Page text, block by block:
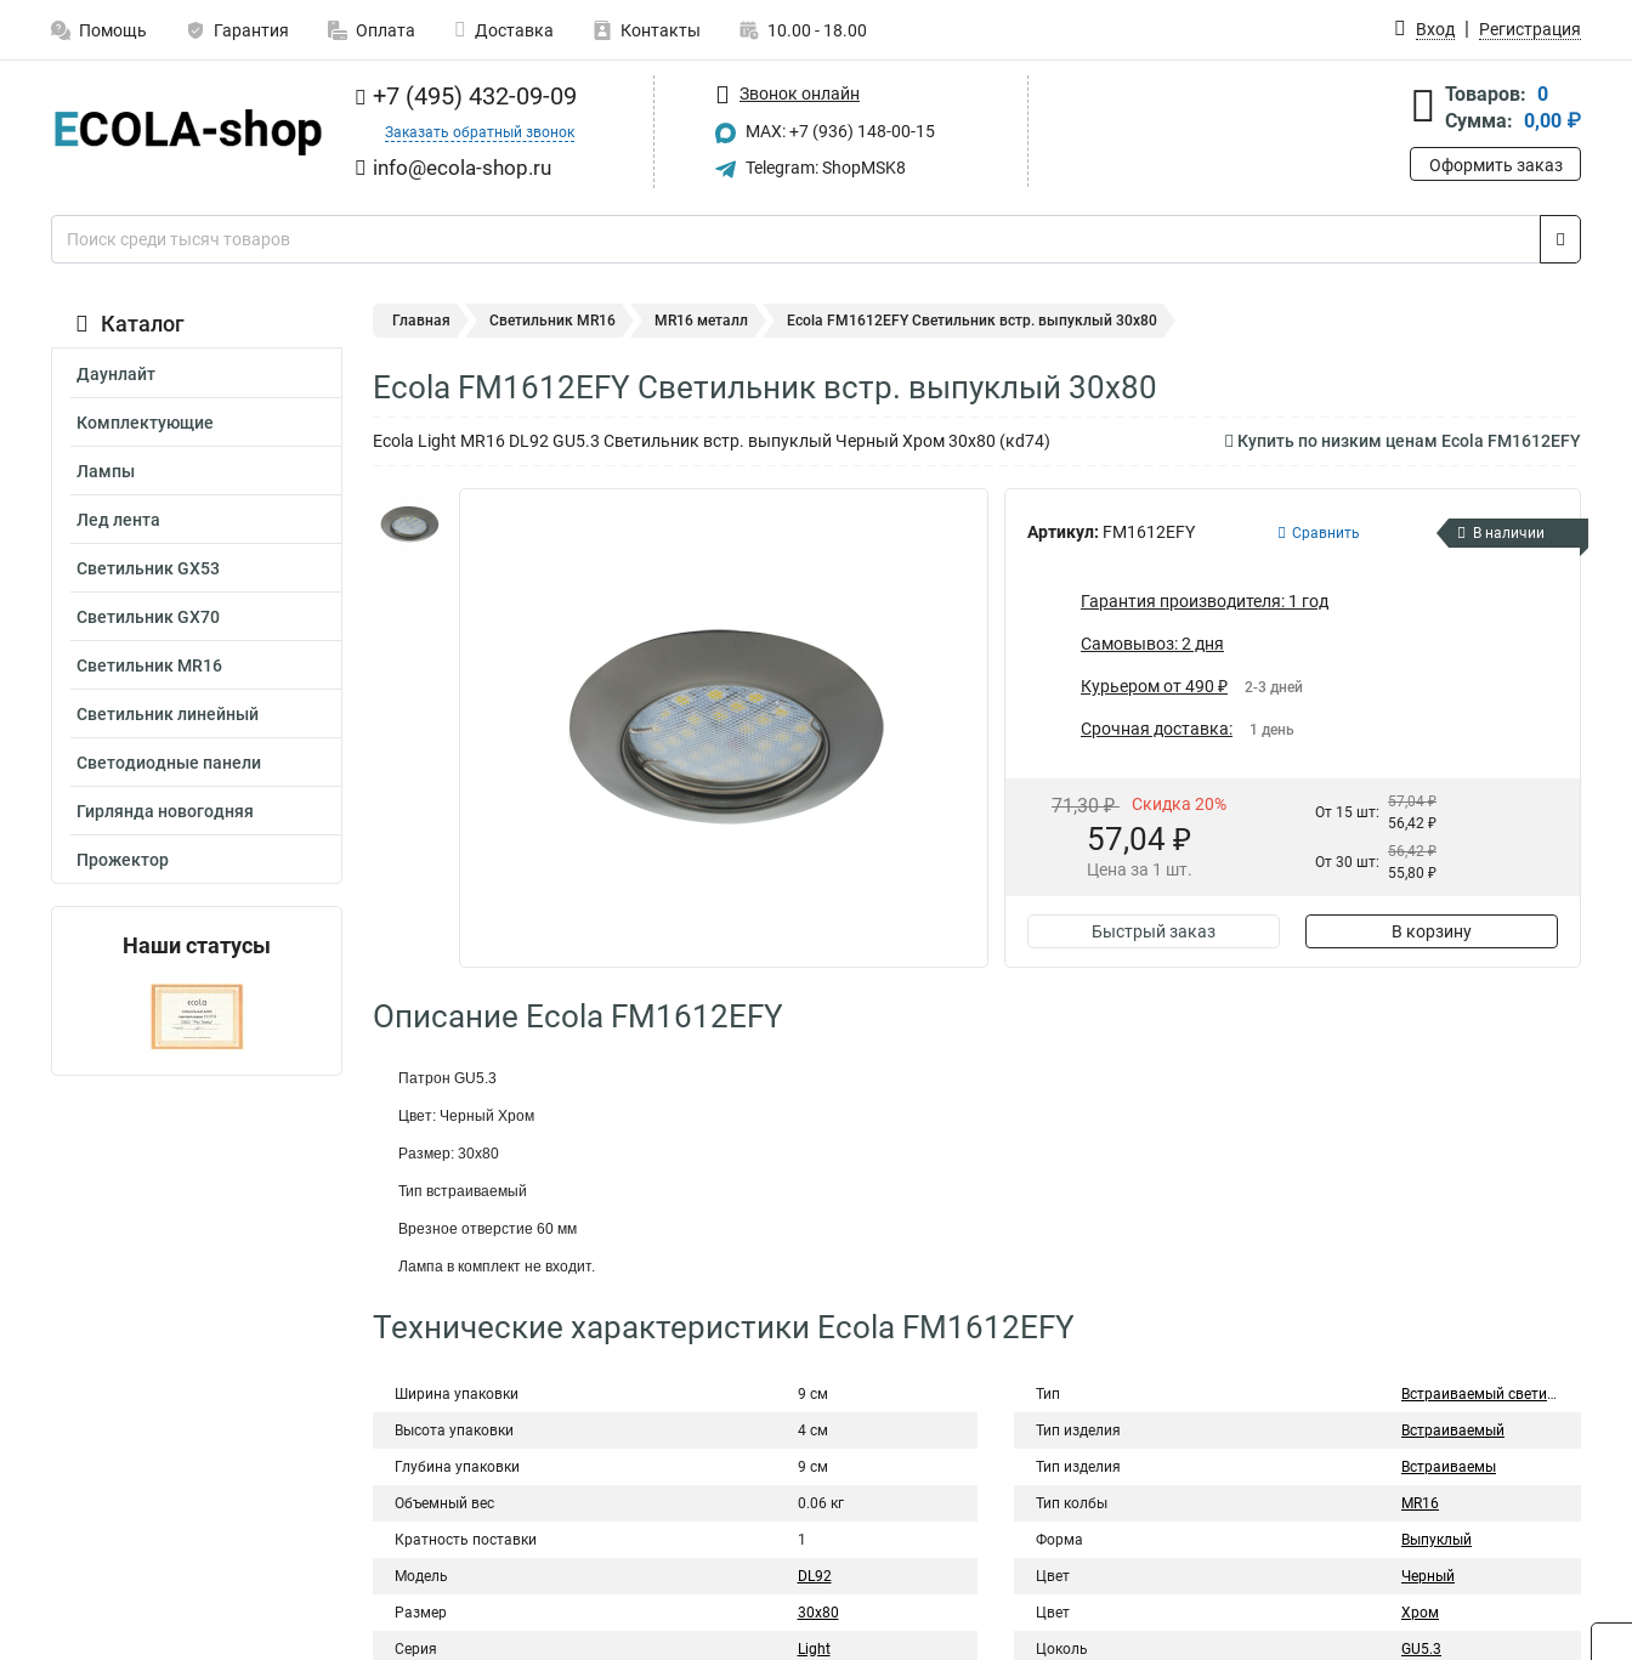
Помощь Гарантия Оплата Доставка Контакты 10.00 - 18.00 Вход Регистрация
+7 (495) 432-09-09
Заказать обратный звонок
info@ecola-shop.ru
Звонок онлайн
MAX: +7 (936) 148-00-15
Telegram: ShopMSK8
Товаров: 0
Сумма: 0,00 ₽
Оформить заказ
Каталог
Даунлайт
Комплектующие
Лампы
Лед лента
Светильник GX53
Светильник GX70
Светильник MR16
Светильник линейный
Светодиодные панели
Гирлянда новогодняя
Прожектор
Наши статусы
Главная Светильник MR16 MR16 металл Ecola FM1612EFY Светильник встр. выпуклый 30x80
Ecola FM1612EFY Светильник встр. выпуклый 30x80
Ecola Light MR16 DL92 GU5.3 Светильник встр. выпуклый Черный Хром 30x80 (кd74) Купить по низким ценам Ecola FM1612EFY
Артикул: FM1612EFY Сравнить В наличии
Гарантия производителя: 1 год
Самовывоз: 2 дня
Курьером от 490 ₽ 2-3 дней
Срочная доставка: 1 день
71,30 ₽ Скидка 20%
57,04 ₽
Цена за 1 шт.
От 15 шт:
57,04 ₽
56,42 ₽
От 30 шт:
56,42 ₽
55,80 ₽
Быстрый заказ В корзину
Описание Ecola FM1612EFY
Патрон GU5.3
Цвет: Черный Хром
Размер: 30x80
Тип встраиваемый
Врезное отверстие 60 мм
Лампа в комплект не входит.
Технические характеристики Ecola FM1612EFY
Ширина упаковки 9 см
Высота упаковки 4 см
Глубина упаковки 9 см
Объемный вес 0.06 кг
Кратность поставки 1
Модель DL92
Размер 30x80
Серия Light
Тип Встраиваемый светильник
Тип изделия Встраиваемый
Тип изделия Встраиваемы
Тип колбы MR16
Форма Выпуклый
Цвет Черный
Цвет Хром
Цоколь GU5.3